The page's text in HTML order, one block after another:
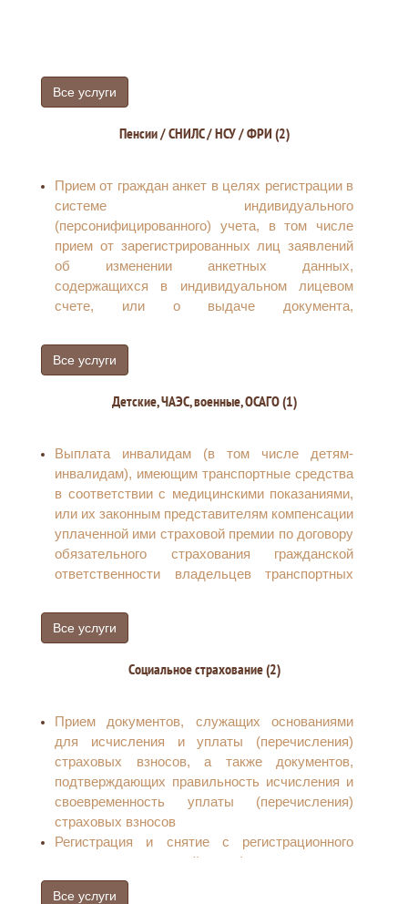
Все услуги
Пенсии / СНИЛС / НСУ / ФРИ (2)
Прием от граждан анкет в целях регистрации в
системе индивидуального
(персонифицированного) учета, в том числе
прием от зарегистрированных лиц заявлений
об изменении анкетных данных,
содержащихся в индивидуальном лицевом
счете, или о выдаче документа,
индивидуального (персонифицированного)
учета
накопительной пенсии и пенсий по
Все услуги
Детские, ЧАЭС, военные, ОСАГО (1)
Выплата инвалидам (в том числе детям-
инвалидам), имеющим транспортные средства
в соответствии с медицинскими показаниями,
или их законным представителям компенсации
уплаченной ими страховой премии по договору
обязательного страхования гражданской
ответственности владельцев транспортных
Все услуги
Социальное страхование (2)
Прием документов, служащих основаниями
для исчисления и уплаты (перечисления)
страховых взносов, а также документов,
подтверждающих правильность исчисления и
своевременность уплаты (перечисления)
страховых взносов
Регистрация и снятие с регистрационного
учета страхователей - физических лиц,
заключивших трудовой договор с работником
Все услуги